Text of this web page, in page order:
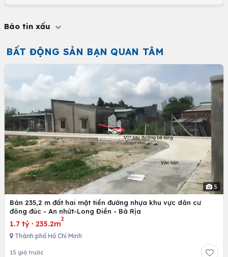
Báo tin xấu
BẤT ĐỘNG SẢN BẠN QUAN TÂM
5
Bán 235,2 m đất hai mặt tiền đường nhựa khu vực dân cư
đông đúc - An nhứt-Long Điền - Bà Rịa
1.7 tỷ · 235.2m
2
Thành phố Hồ Chí Minh
15 giờ trước